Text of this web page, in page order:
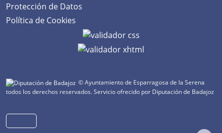
Protección de Datos
Política de Cookies
© Ayuntamiento de Esparragosa de la Serena
todos los derechos reservados.Servicio ofrecido por Diputación de Badajoz